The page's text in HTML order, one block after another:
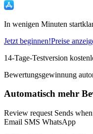
In wenigen Minuten
Jetzt beginnen!Preise
14-Tage-Testversion
Bewertungsgewinnung
Automatisch mehr
Review request Sends
Email SMS WhatsApp